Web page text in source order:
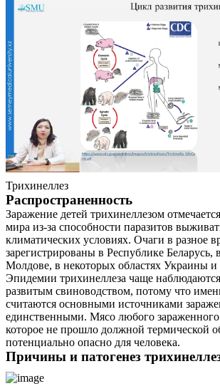
Трихинеллез
Распространенность
Заражение детей трихинеллезом
мира из-за способности паразитов
климатических условиях. Очаги в разное
зарегистрированы в Республике Беларусь,
Молдове, в некоторых областях Украины и
Эпидемии трихинеллеза чаще
развитым свиноводством, потому что
считаются основными источниками
единственными. Мясо любого
которое не прошло должной термической
потенциально опасно для человека.
Причины и патогенез